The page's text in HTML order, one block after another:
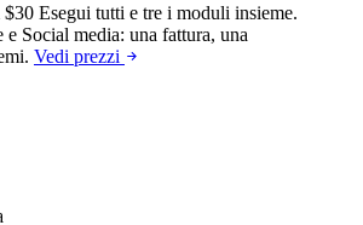
$30 Esegui tutti e tre i moduli insieme.
Social media: una fattura, una
Vedi prezzi